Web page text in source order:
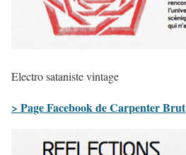
Electro sataniste vintage
> Page Facebook de Carpenter Brut